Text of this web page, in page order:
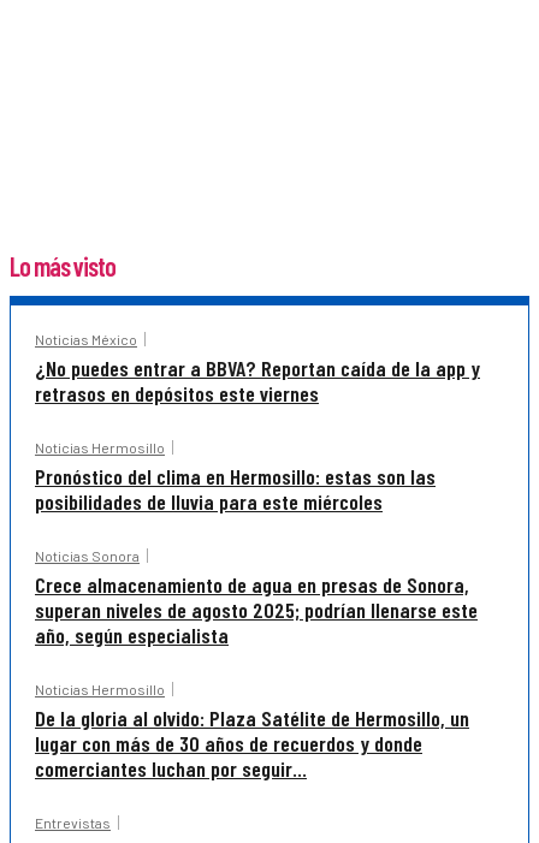
Lo más visto
Noticias México
¿No puedes entrar a BBVA? Reportan caída de la app y
retrasos en depósitos este viernes
Noticias Hermosillo
Pronóstico del clima en Hermosillo: estas son las
posibilidades de lluvia para este miércoles
Noticias Sonora
Crece almacenamiento de agua en presas de Sonora,
superan niveles de agosto 2025; podrían llenarse este
año, según especialista
Noticias Hermosillo
De la gloria al olvido: Plaza Satélite de Hermosillo, un
lugar con más de 30 años de recuerdos y donde
comerciantes luchan por seguir...
Entrevistas